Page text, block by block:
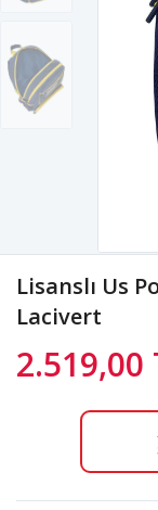
Lisanslı Us
Lacivert
2.519,00